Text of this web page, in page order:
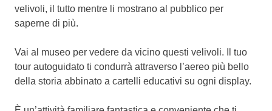
velivoli, il tutto mentre li mostrano al pubblico per
saperne di più.
Vai al museo per vedere da vicino questi velivoli. Il tuo
tour autoguidato ti condurrà attraverso l’aereo più bello
della storia abbinato a cartelli educativi su ogni display.